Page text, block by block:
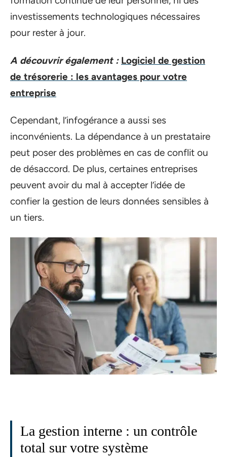
investissements technologiques nécessaires
pour rester à jour.
A découvrir également : Logiciel de gestion
de trésorerie : les avantages pour votre
entreprise
Cependant, l’infogérance a aussi ses
inconvénients. La dépendance à un prestataire
peut poser des problèmes en cas de conflit ou
de désaccord. De plus, certaines entreprises
peuvent avoir du mal à accepter l’idée de
confier la gestion de leurs données sensibles à
un tiers.
La gestion interne : un contrôle
total sur votre système